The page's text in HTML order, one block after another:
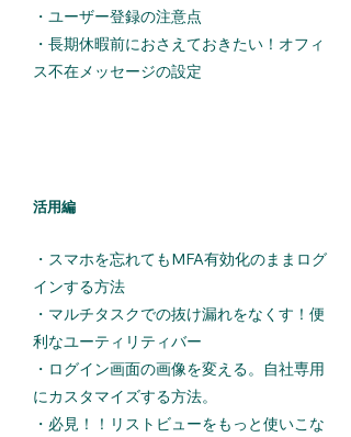
​・ ユーザー登録の注意点
・ 長期休暇前におさえておきたい！オフィ
ス不在メッセージの設定
活用編
・ スマホを忘れてもMFA有効化のままログ
インする方法
・ マルチタスクでの抜け漏れをなくす！便
利なユーティリティバー
・ ログイン画面の画像を変える。自社専用
にカスタマイズする方法。
・ 必見！！リストビューをもっと使いこな